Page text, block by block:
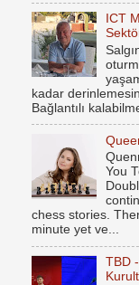
ICT
kadar
Bağlantılı
You
chess stories.
minute yet ve...
TBD